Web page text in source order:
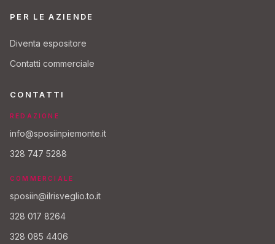
PER LE AZIENDE
Diventa espositore
Contatti commerciale
CONTATTI
REDAZIONE
info@sposiinpiemonte.it
328 747 5288
COMMERCIALE
sposiin@ilrisveglio.to.it
328 017 8264
328 085 4406